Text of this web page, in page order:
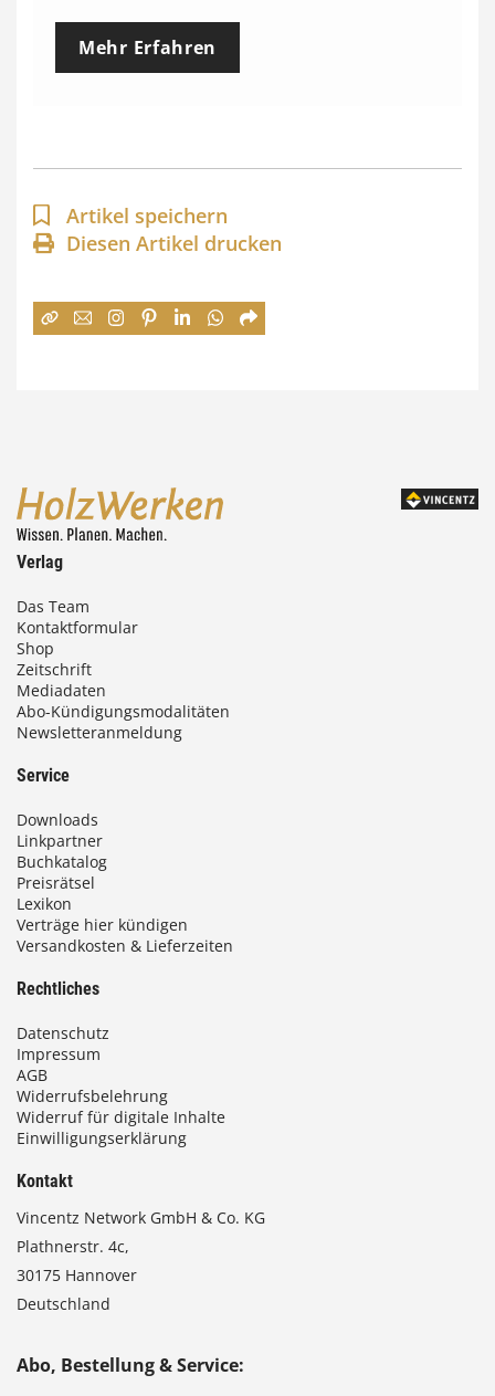
e
p
a
n
e
0
€
Mehr Erfahren
Artikel speichern
Diesen Artikel drucken
Verlag
Das Team
Kontaktformular
Shop
Zeitschrift
Mediadaten
Abo-Kündigungsmodalitäten
Newsletteranmeldung
Service
Downloads
Linkpartner
Buchkatalog
Preisrätsel
Lexikon
Verträge hier kündigen
Versandkosten & Lieferzeiten
Rechtliches
Datenschutz
Impressum
AGB
Widerrufsbelehrung
Widerruf für digitale Inhalte
Einwilligungserklärung
Kontakt
Vincentz Network GmbH & Co. KG
Plathnerstr. 4c,
30175 Hannover
Deutschland
Abo, Bestellung & Service: